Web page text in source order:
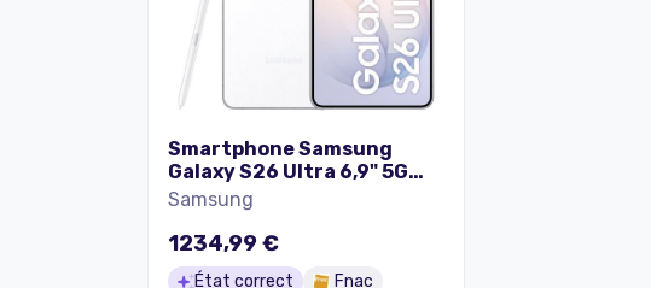
Smartphone Samsung
Galaxy S26 Ultra 6,9" 5G
Nano SIM 256 Go Blanc
Samsung
1234,99 €
État correct Fnac